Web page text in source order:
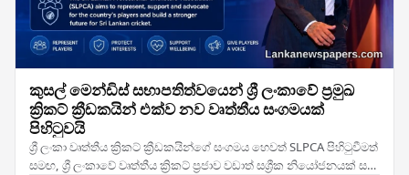
කුසල් මෙන්ඩිස් සභාපතිත්වයෙන් ශ්‍රී ලංකාවේ ප්‍රමුඛ
ක්‍රිකට් ක්‍රීඩකයින් එක්ව නව වෘත්තීය සංගමයක්
පිහිටුවයි
ශ්‍රී ලංකා වෘත්තීය ක්‍රිකට් ක්‍රීඩකයින්ගේ සංගමය හෙවත් SLPCA පිහිටුවීමත්
සමඟ, ශ්‍රී ලංකාවේ වෘත්තීය ක්‍රිකට් ප්‍රජාව වඩාත් සශ්‍රීක නියෝජනයක් සහ